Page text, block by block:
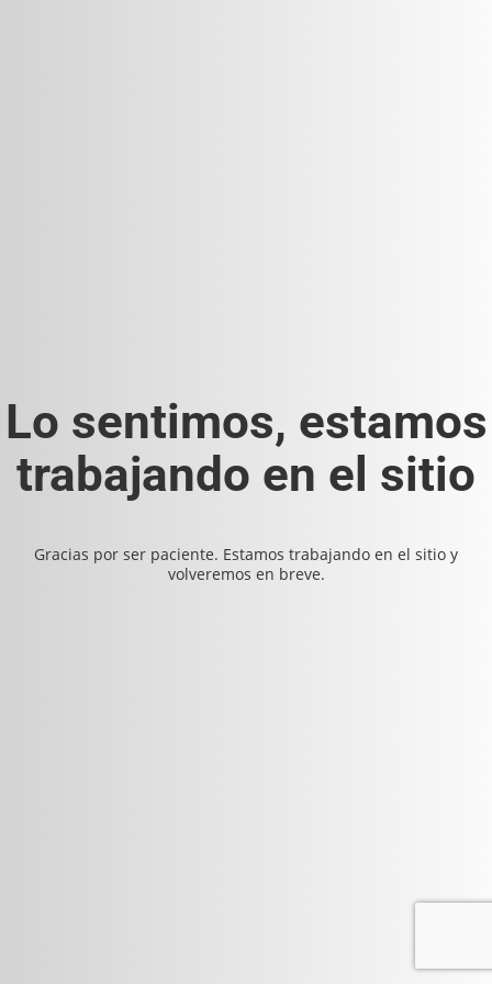
Lo sentimos, estamos
trabajando en el sitio
Gracias por ser paciente. Estamos trabajando en el sitio y
volveremos en breve.